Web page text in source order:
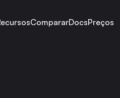
CompararDocsPreços